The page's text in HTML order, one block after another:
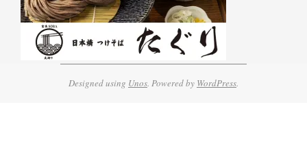
Designed using Unos. Powered by WordPress.